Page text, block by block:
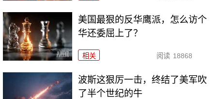
美国最狠的反华鹰派，怎么访个
华还委屈上了？
相关 阅读 18868
波斯这狠厉一击，终结了美军吹
了半个世纪的牛